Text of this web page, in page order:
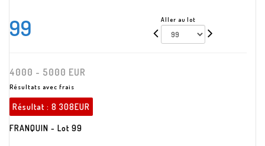
99 Aller au lot
4000 - 5000 EUR
Résultats avec frais
Résultat : 8 308EUR
FRANQUIN - Lot 99